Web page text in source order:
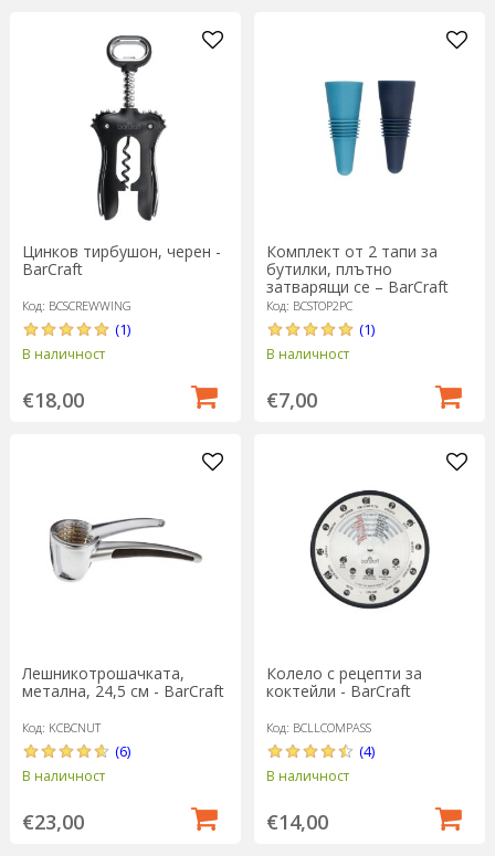
Цинков тирбушон, черен -
BarCraft
Код: BCSCREWWING
(1)
В наличност
€18,00
Комплект от 2 тапи за
бутилки, плътно
затварящи се – BarCraft
Код: BCSTOP2PC
(1)
В наличност
€7,00
Лешникотрошачката,
метална, 24,5 см - BarCraft
Код: KCBCNUT
(6)
В наличност
€23,00
Колело с рецепти за
коктейли - BarCraft
Код: BCLLCOMPASS
(4)
В наличност
€14,00